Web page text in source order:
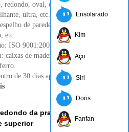
redondo, oval, etc.
ultra, etc.
de parede, espelho da
etc.
ISO 9001:2000
caixas de madeira, papel impermeável
de 30 dias após a confirmação da
da prata da parede com
superior
Ensolarado
Kim
Aço
Siri
Doris
Fanfan